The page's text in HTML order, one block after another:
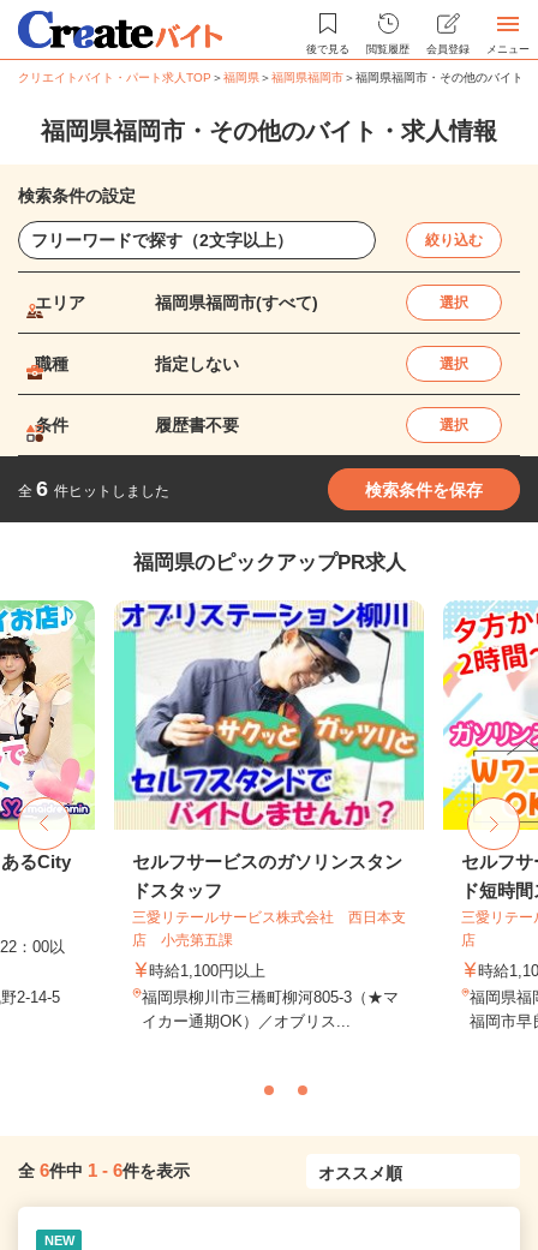
後で見る 閲覧履歴 会員登録 メニュー
クリエイトバイト・パート求人TOP ＞福岡県＞福岡県福岡市＞福岡県福岡市・その他のバイト
福岡県福岡市・その他のバイト・求人情報
検索条件の設定
絞り込む
エリア 福岡県福岡市(すべて) 選択
職種 指定しない 選択
条件 履歴書不要 選択
全 6 件ヒットしました 検索条件を保存
福岡県のピックアップPR求人
るCity
：00以
2-14-5
セルフサービスのガソリンスタン
ドスタッフ
三愛リテールサービス株式会社 西日本支
店 小売第五課
時給1,100円以上
福岡県柳川市三橋町柳河805-3（★マ
イカー通期OK）／オブリス...
セルフ
ド短時
三愛リテ
店
時給
福岡県福
福岡市早
全 6件中 1 - 6件を表示
NEW